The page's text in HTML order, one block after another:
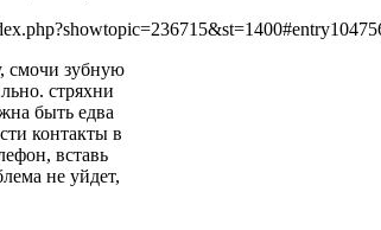
смочи зубную
стряхни
быть едва
контакты в
вставь
не уйдет,